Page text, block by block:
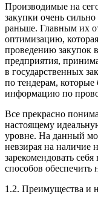
Производимые на
закупки очень
раньше. Главным их
оптимизацию,
проведению закупок
предприятия,
в государственных
по тендерам,
информацию по
Все прекрасно
настоящему
уровне. На данный
невзирая на наличие
зарекомендовать
способов
1.2. Преимущества и